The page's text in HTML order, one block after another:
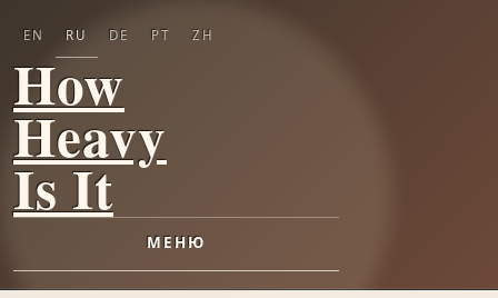
How
Heavy
Is It
МЕНЮ
EN RU DE PT ZH